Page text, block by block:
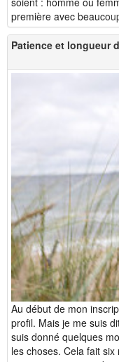
première avec
Patience et longueur
Au début de mon
profil. Mais je me suis
suis donné quelques
les choses. Cela fait